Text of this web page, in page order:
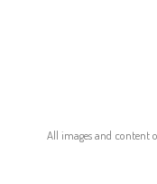
All images and content